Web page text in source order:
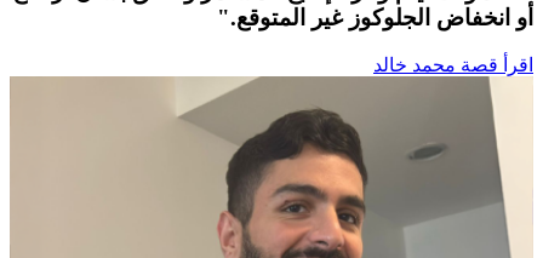
أو انخفاض الجلوكوز غير المتوقع."
اقرأ قصة محمد خالد